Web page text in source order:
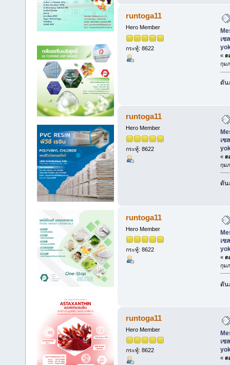
runtoga11
Hero Member
กระทู้: 8622
เซ
« ต
กุม
ดัน
runtoga11
Hero Member
กระทู้: 8622
เซ
« ต
กุม
ดัน
runtoga11
Hero Member
กระทู้: 8622
เซ
« ต
กุม
ดัน
runtoga11
Hero Member
กระทู้: 8622
เซ
« ต